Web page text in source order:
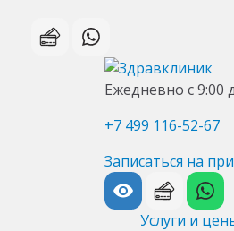
Ежедневно с 9:00
+7 499 116-52-67
Записаться на
Услуги и